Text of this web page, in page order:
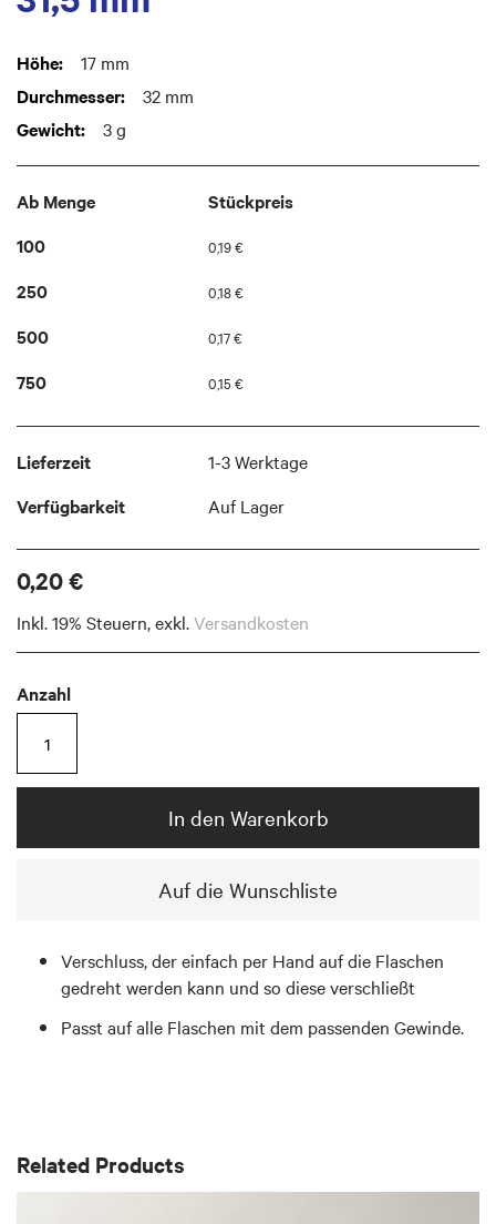
images
Weitere
Informationen
17 mm
32 mm
3 g
Ab Menge
Stückpreis
100
0,19 €
250 0,18 €
500 0,17 €
750 0,15 €
Lieferzeit
1-3 Werktage
Verfügbarkeit
Auf Lager
0,20 €
Inkl. 19% Steuern,exkl.Versandkosten
Anzahl
In den Warenkorb
Auf die Wunschliste
Verschluss, der einfach per Hand auf die Flaschen
gedreht werden kann und so diese verschließt
Passt auf alle Flaschen mit dem passenden Gewinde.
Related Products